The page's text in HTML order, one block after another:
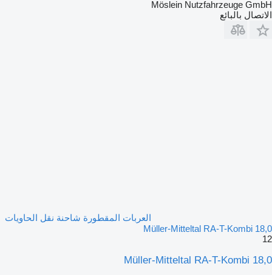
Möslein Nutzfahrzeuge GmbH
الاتصال بالبائع
العربات المقطورة شاحنة نقل الحاويات
Müller-Mitteltal RA-T-Kombi 18,0
12
Müller-Mitteltal RA-T-Kombi 18,0